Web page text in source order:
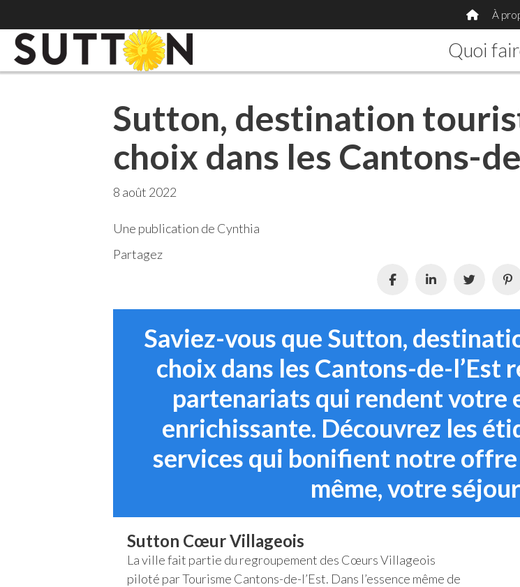
À
Quoi
Sutton, destination
choix dans les Cantons-
8 août 2022
Une publication de Cynthia
Partagez
Saviez-vous que Sutton,
choix dans les Cantons-de-l’Est
partenariats qui rendent votre
enrichissante. Découvrez les
services qui bonifient notre
même, votre
Sutton Cœur Villageois
La ville fait partie du regroupement des Cœurs Villageois
piloté par Tourisme Cantons-de-l’Est. Dans l’essence même de